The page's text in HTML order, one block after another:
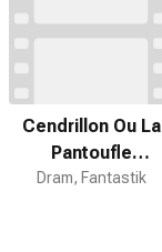
Cendrillon Ou La
Pantoufle
Merveilleuse
Dram, Fantastik